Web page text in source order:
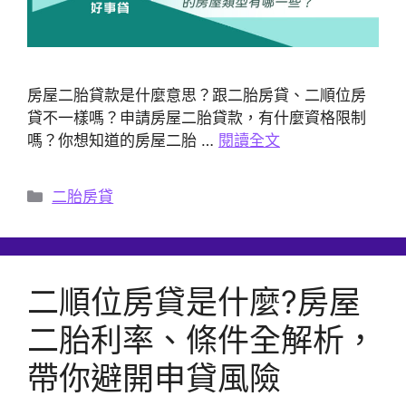
房屋二胎貸款是什麼意思？跟二胎房貸、二順位房
貸不一樣嗎？申請房屋二胎貸款，有什麼資格限制
嗎？你想知道的房屋二胎 … 閱讀全文
分
二胎房貸
二順位房貸是什麼?房屋
二胎利率、條件全解析，
帶你避開申貸風險